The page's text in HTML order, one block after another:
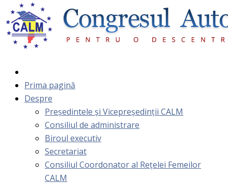
Prima pagină
Despre
Președintele și Vicepreședinții CALM
Consiliul de administrare
Biroul executiv
Secretariat
Consiliul Coordonator al Rețelei Femeilor
CALM